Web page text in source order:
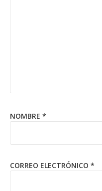
NOMBRE *
CORREO ELECTRÓNICO *